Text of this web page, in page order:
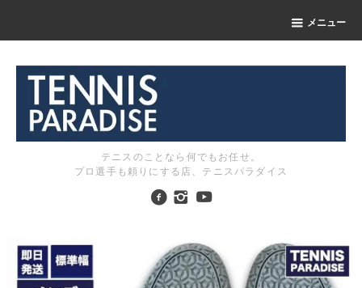
メニュー
テニスのことなら何でもお任せ。
プロ選手も頼りにする店、テニスパラダイス